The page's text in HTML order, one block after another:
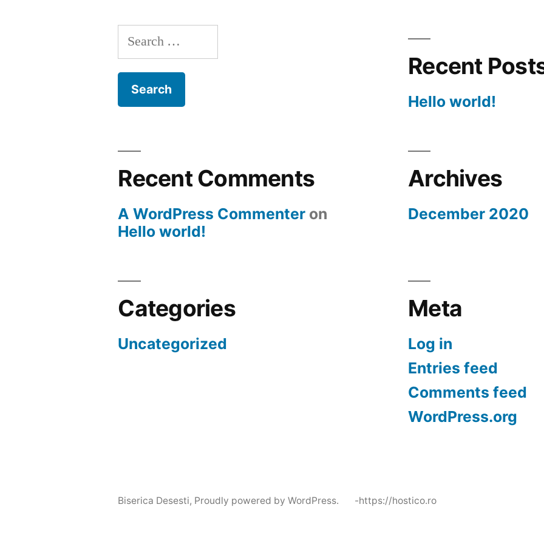
Search
for:
Recent
Hello world!
Recent Comments
A WordPress Commenter on
Hello world!
Archives
December 2020
Categories
Uncategorized
Meta
Log in
Entries feed
Comments feed
WordPress.org
Biserica Desesti, Proudly powered by WordPress. -https://hostico.ro